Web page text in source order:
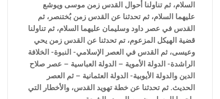
السلام، ثم تناولنا أحوال القدس زمن موسى ويوشع
عليهما السلام، ثم تحدثنا عن القدس زمن بُختنصر، ثم
القدس في عصر داود وسليمان عليهما السلام، ثم تناولنا
قضية الهيكل المزعوم، تم تحدثنا عن القدس زمن يحي
وعيسى، ثم القدس في العصر الإسلامي- النبوة- الخلافة
الراشدة- الدولة الأموية – الدولة العباسية – عصر صلاح
الدين والدولة الأيوبية- الدولة العثمانية – ثم العصر
الحديث. ثم تحدثنا عن خطة تهويد القدس، والأخطار التي